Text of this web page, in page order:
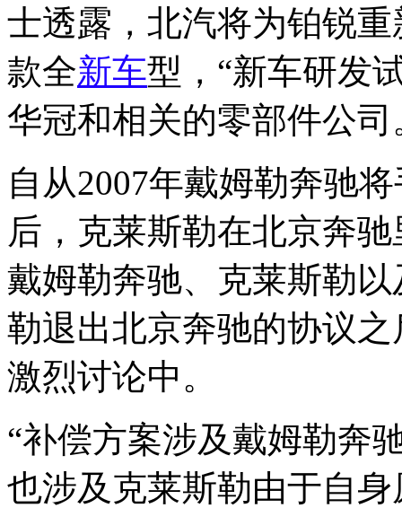
士透露，北汽将为铂锐
款全新车型，“新车研发
华冠和相关的零部件公司
自从2007年戴姆勒奔驰
后，克莱斯勒在北京奔
戴姆勒奔驰、克莱斯勒
勒退出北京奔驰的协议
激烈讨论中。
“补偿方案涉及戴姆勒奔
也涉及克莱斯勒由于自